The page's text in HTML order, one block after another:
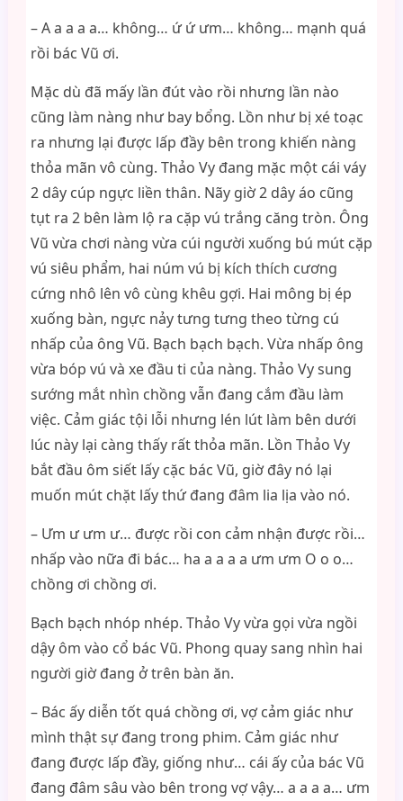
– A a a a a… không… ứ ứ ưm… không… mạnh quá
rồi bác Vũ ơi.
Mặc dù đã mấy lần đút vào rồi nhưng lần nào
cũng làm nàng như bay bổng. Lồn như bị xé toạc
ra nhưng lại được lấp đầy bên trong khiến nàng
thỏa mãn vô cùng. Thảo Vy đang mặc một cái váy
2 dây cúp ngực liền thân. Nãy giờ 2 dây áo cũng
tụt ra 2 bên làm lộ ra cặp vú trắng căng tròn. Ông
Vũ vừa chơi nàng vừa cúi người xuống bú mút cặp
vú siêu phẩm, hai núm vú bị kích thích cương
cứng nhô lên vô cùng khêu gợi. Hai mông bị ép
xuống bàn, ngực nảy tưng tưng theo từng cú
nhấp của ông Vũ. Bạch bạch bạch. Vừa nhấp ông
vừa bóp vú và xe đầu ti của nàng. Thảo Vy sung
sướng mắt nhìn chồng vẫn đang cắm đầu làm
việc. Cảm giác tội lỗi nhưng lén lút làm bên dưới
lúc này lại càng thấy rất thỏa mãn. Lồn Thảo Vy
bắt đầu ôm siết lấy cặc bác Vũ, giờ đây nó lại
muốn mút chặt lấy thứ đang đâm lia lịa vào nó.
– Ưm ư ưm ư… được rồi con cảm nhận được rồi…
nhấp vào nữa đi bác… ha a a a a ưm ưm O o o…
chồng ơi chồng ơi.
Bạch bạch nhóp nhép. Thảo Vy vừa gọi vừa ngồi
dậy ôm vào cổ bác Vũ. Phong quay sang nhìn hai
người giờ đang ở trên bàn ăn.
– Bác ấy diễn tốt quá chồng ơi, vợ cảm giác như
mình thật sự đang trong phim. Cảm giác như
đang được lấp đầy, giống như… cái ấy của bác Vũ
đang đâm sâu vào bên trong vợ vậy… a a a a… ưm